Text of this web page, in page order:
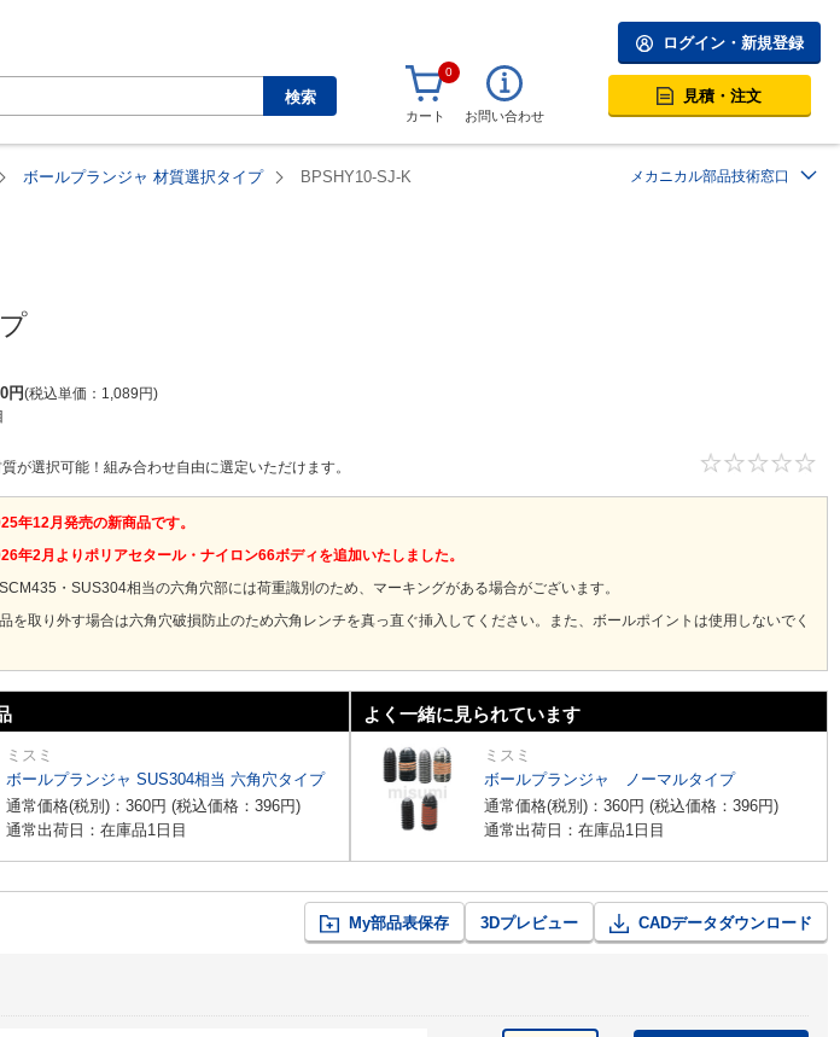
検索
ログイン・新規登録
0
カート お問い合わせ
見積・注文
ボールプランジャ 材質選択タイプ BPSHY10-SJ-K メカニカル部品技術窓口
円 税込単価 1,089円
が選択可能！組み合わせ自由に選定いただけます。
年12月発売の新商品です。
年2月よりポリアセタール・ナイロン66ボディを追加いたしました。
・SUS304​相当の六角穴部には荷重識別のため、マーキングがある場合がございます。
を取り外す場合は六角穴破損防止のため六角レンチを真っ直ぐ挿入してください。また、ボールポイントは使用しないでく
ミスミ
ボールプランジャ SUS304相当 六角穴タイプ​
通常価格(税別)： 360円 (税込価格： 396円)
通常出荷日：在庫品1日目
よく一緒に見られています
ミスミ
ボールプランジャ ノーマルタイプ
通常価格(税別)： 360円 (税込価格： 396円)
通常出荷日：在庫品1日目
My部品表保存 3Dプレビュー CADデータダウンロード